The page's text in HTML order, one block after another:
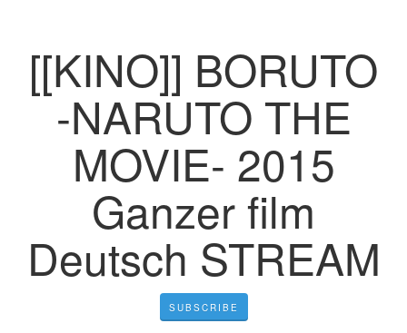
[[KINO]] BORUTO
-NARUTO THE
MOVIE- 2015
Ganzer film
Deutsch STREAM
SUBSCRIBE